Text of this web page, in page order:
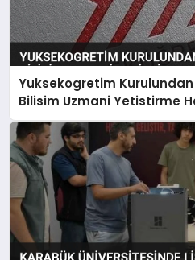
Yuksekogretim
Bilisim Uzmani Yetistirme